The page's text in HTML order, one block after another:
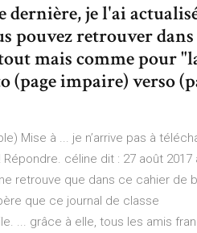
dernière, je l'ai
pouvez retrouver
mais comme pour
(page impaire) verso
Mise à ... je n’arrive pas à
céline dit : 27 août 2017
retrouve que dans ce cahier de
que ce journal de classe
... grâce à elle, tous les amis